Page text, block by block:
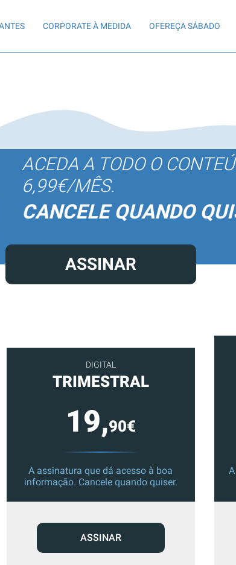
CORPORATE À MEDIDA OFEREÇA SÁBADO
ACEDA A TODO O
6,99€/MÊS.
CANCELE QUANDO
ASSINAR
DIGITAL
TRIMESTRAL
19,90€
A assinatura que dá acesso à boa
informação. Cancele quando quiser.
ASSINAR